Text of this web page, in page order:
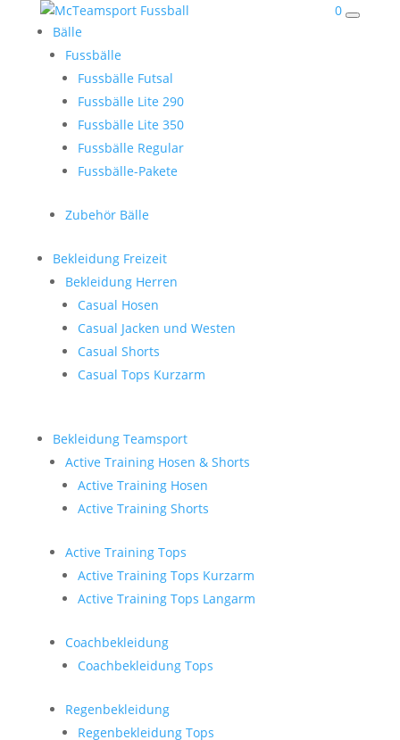
0
Bälle
Fussbälle
Fussbälle Futsal
Fussbälle Lite 290
Fussbälle Lite 350
Fussbälle Regular
Fussbälle-Pakete
Zubehör Bälle
Bekleidung Freizeit
Bekleidung Herren
Casual Hosen
Casual Jacken und Westen
Casual Shorts
Casual Tops Kurzarm
Bekleidung Teamsport
Active Training Hosen & Shorts
Active Training Hosen
Active Training Shorts
Active Training Tops
Active Training Tops Kurzarm
Active Training Tops Langarm
Coachbekleidung
Coachbekleidung Tops
Regenbekleidung
Regenbekleidung Tops